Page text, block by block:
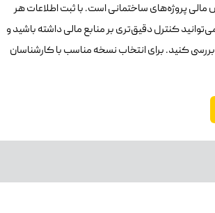
مالی پروژه‌های ساختمانی است. با ثبت اطلاعات هر
کنترل دقیق‌تری بر منابع مالی داشته باشید و
بررسی کنید. برای انتخاب نسخه مناسب با کارشناسان